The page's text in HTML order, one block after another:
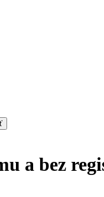
a bez